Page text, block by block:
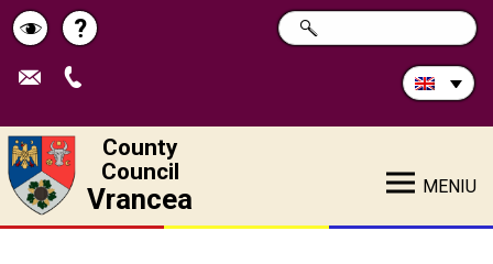
Schimbă
contrastul
Help
?
Search
in
SEARCH
County
Council
Vrancea MENIU